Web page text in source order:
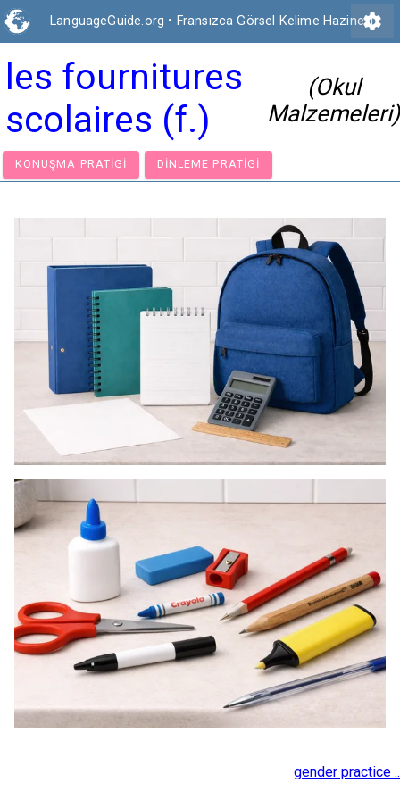
LanguageGuide.org • Fransızca Görsel Kelime Hazinesi
settings
les fournitures
scolaires (f.)
(Okul
Malzemeleri)
gender practice ..